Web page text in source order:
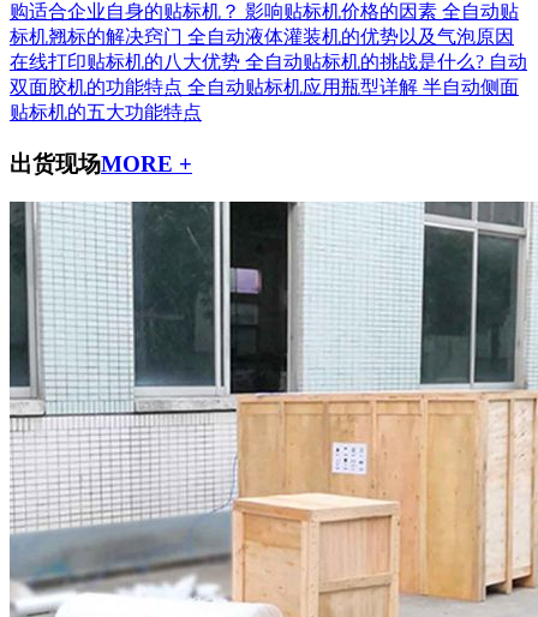
购适合企业自身的贴标机？ 影响贴标机价格的因素 全自动贴
标机翘标的解决窍门 全自动液体灌装机的优势以及气泡原因
在线打印贴标机的八大优势 全自动贴标机的挑战是什么? 自动
双面胶机的功能特点 全自动贴标机应用瓶型详解 半自动侧面
贴标机的五大功能特点
出货现场MORE +